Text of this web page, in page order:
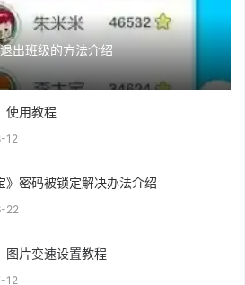
出班级的方法介绍
使用教程
12
》密码被锁定解决办法介绍
22
图片变速设置教程
12